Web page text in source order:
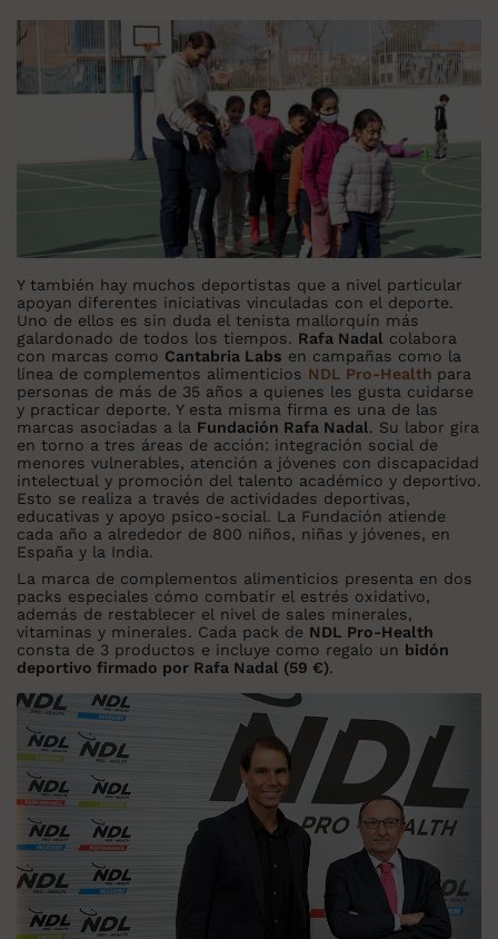
Y también hay muchos deportistas que a nivel particular
apoyan diferentes iniciativas vinculadas con el deporte.
Uno de ellos es sin duda el tenista mallorquín más
galardonado de todos los tiempos. Rafa Nadal colabora
con marcas como Cantabria Labs en campañas como la
línea de complementos alimenticios NDL Pro-Health para
personas de más de 35 años a quienes les gusta cuidarse
y practicar deporte. Y esta misma firma es una de las
marcas asociadas a la Fundación Rafa Nadal. Su labor gira
en torno a tres áreas de acción: integración social de
menores vulnerables, atención a jóvenes con discapacidad
intelectual y promoción del talento académico y deportivo.
Esto se realiza a través de actividades deportivas,
educativas y apoyo psico-social. La Fundación atiende
cada año a alrededor de 800 niños, niñas y jóvenes, en
España y la India.
La marca de complementos alimenticios presenta en dos
packs especiales cómo combatir el estrés oxidativo,
además de restablecer el nivel de sales minerales,
vitaminas y minerales. Cada pack de NDL Pro-Health
consta de 3 productos e incluye como regalo un bidón
deportivo firmado por Rafa Nadal (59 €).